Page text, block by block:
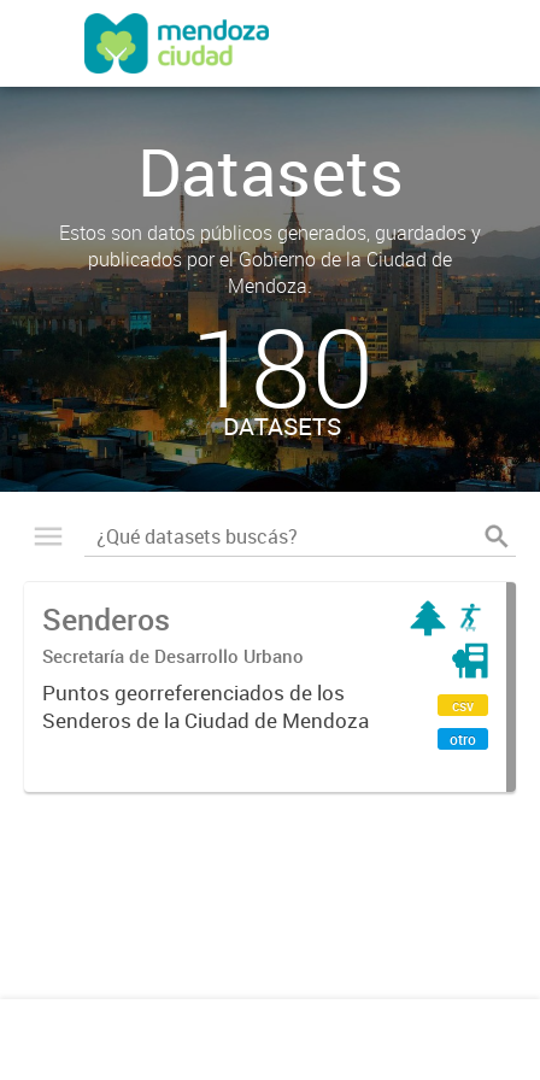
Datasets
Estos son datos públicos generados, guardados y
publicados por el Gobierno de la Ciudad de
Mendoza.
180
DATASETS
Senderos
Secretaría de Desarrollo Urbano
Puntos georreferenciados de los
Senderos de la Ciudad de Mendoza
csv
otro